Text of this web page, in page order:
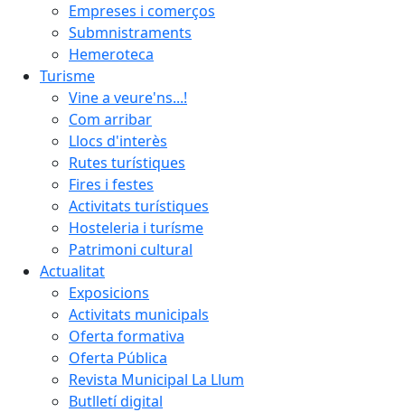
Empreses i comerços
Submnistraments
Hemeroteca
Turisme
Vine a veure'ns...!
Com arribar
Llocs d'interès
Rutes turístiques
Fires i festes
Activitats turístiques
Hosteleria i turísme
Patrimoni cultural
Actualitat
Exposicions
Activitats municipals
Oferta formativa
Oferta Pública
Revista Municipal La Llum
Butlletí digital